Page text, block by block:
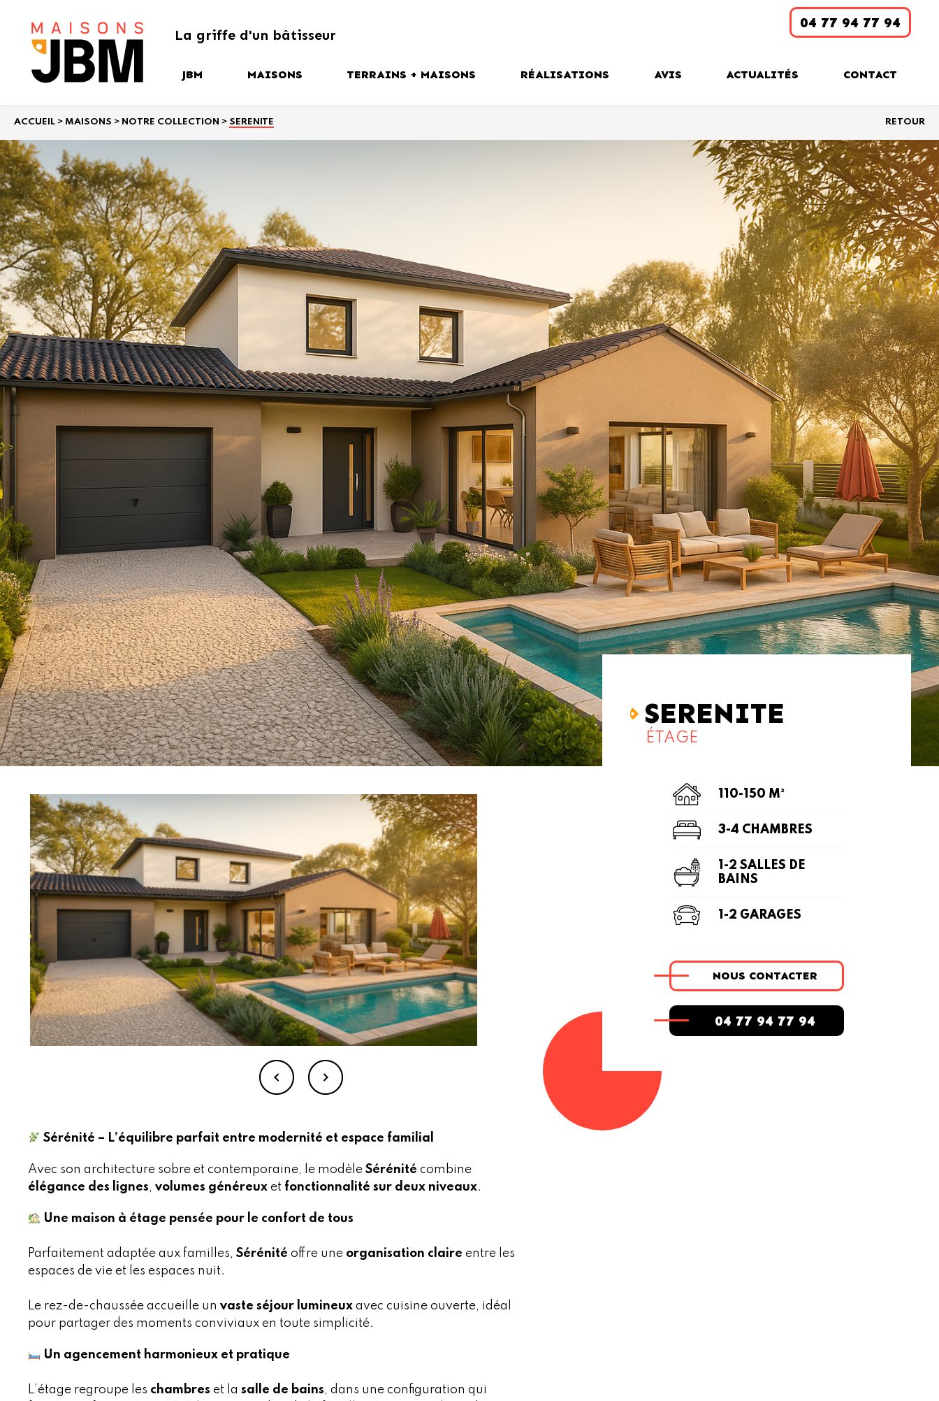
La griffe d'un bâtisseur
JBM
engagements
Les étapes de votre
projet de construction
MAISONS
Nos créations
TERRAINS + MAISONS
Couronne Stéphanoise
VOIR TOUTES NOS OFFRES
RÉALISATIONS AVIS ACTUALITÉS CONTACT
04 77 94 77 94
ACCUEIL > MAISONS > NOTRE COLLECTION > SERENITE RETOUR
Sérénité – L’équilibre parfait entre modernité et espace familial
Avec son architecture sobre et contemporaine, le modèle Sérénité combine
élégance des lignes, volumes généreux et fonctionnalité sur deux niveaux.
Une maison à étage pensée pour le confort de tous
Parfaitement adaptée aux familles, Sérénité offre une organisation claire entre les
espaces de vie et les espaces nuit.
Le rez-de-chaussée accueille un vaste séjour lumineux avec cuisine ouverte, idéal
pour partager des moments conviviaux en toute simplicité.
Un agencement harmonieux et pratique
L’étage regroupe les chambres et la salle de bains, dans une configuration qui
SERENITE
ÉTAGE
110-150 M²
3-4 CHAMBRES
1-2 SALLES DE
BAINS
1-2 GARAGES
NOUS CONTACTER
04 77 94 77 94